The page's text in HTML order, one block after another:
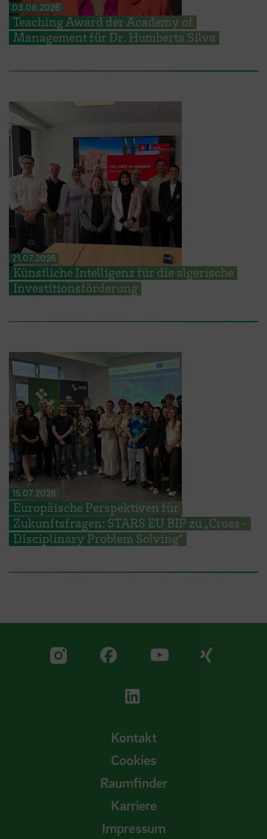
03.08.2026
Teaching Award der Academy of
Management für Dr. Humberta Silva
21.07.2026
Künstliche Intelligenz für die algerische
Investitionsförderung
15.07.2026
Europäische Perspektiven für
Zukunftsfragen: STARS EU BIP zu „Cross-
Disciplinary Problem Solving“
Zu unserer Facebook
Zu
Zu unserer
Kontakt
Cookies
Raumfinder
Karriere
Impressum